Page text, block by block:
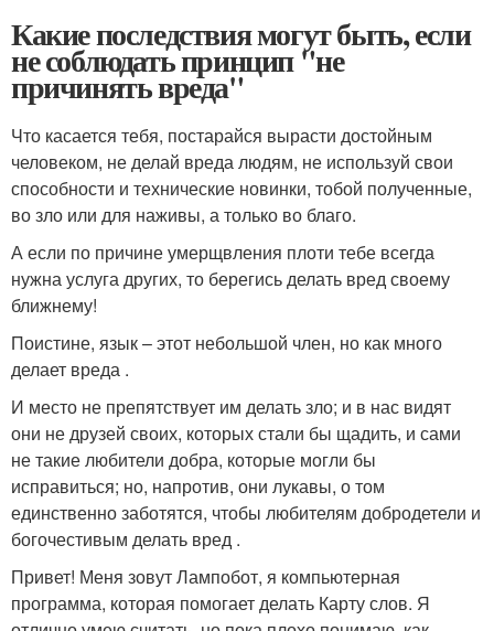
Какие последствия могут быть, если
не соблюдать принцип "не
причинять вреда"
Что касается тебя, постарайся вырасти достойным
человеком, не делай вреда людям, не используй свои
способности и технические новинки, тобой полученные,
во зло или для наживы, а только во благо.
А если по причине умерщвления плоти тебе всегда
нужна услуга других, то берегись делать вред своему
ближнему!
Поистине, язык – этот небольшой член, но как много
делает вреда .
И место не препятствует им делать зло; и в нас видят
они не друзей своих, которых стали бы щадить, и сами
не такие любители добра, которые могли бы
исправиться; но, напротив, они лукавы, о том
единственно заботятся, чтобы любителям добродетели и
богочестивым делать вред .
Привет! Меня зовут Лампобот, я компьютерная
программа, которая помогает делать Карту слов. Я